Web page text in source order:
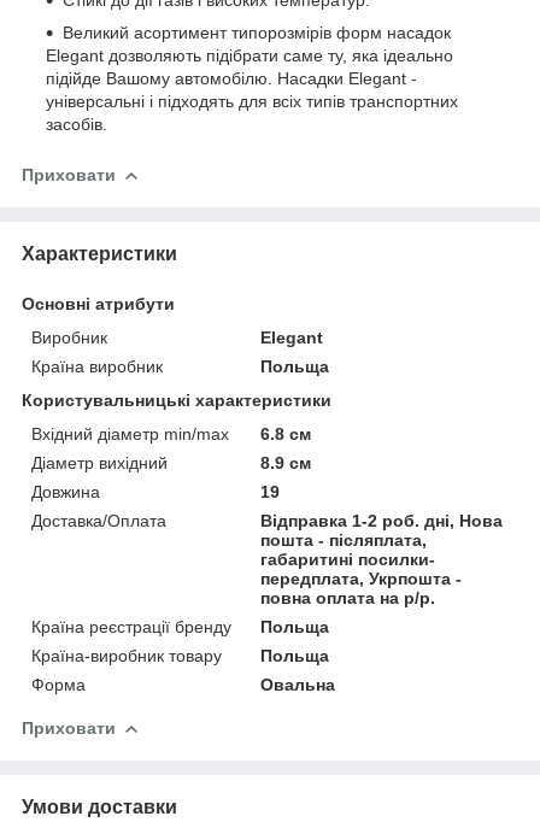
Великий асортимент типорозмірів форм насадок
Elegant дозволяють підібрати саме ту, яка ідеально
підійде Вашому автомобілю. Насадки Elegant -
універсальні і підходять для всіх типів транспортних
засобів.
Приховати
Характеристики
Основні атрибути
Виробник
Elegant
Країна виробник
Польща
Користувальницькі характеристики
Вхідний діаметр min/max
6.8 см
Діаметр вихідний
8.9 см
Довжина
19
Доставка/Оплата
Відправка 1-2 роб. дні, Нова
пошта - післяплата,
габаритині посилки-
передплата, Укрпошта -
повна оплата на р/р.
Країна реєстрації бренду
Польща
Країна-виробник товару
Польща
Форма
Овальна
Приховати
Умови доставки